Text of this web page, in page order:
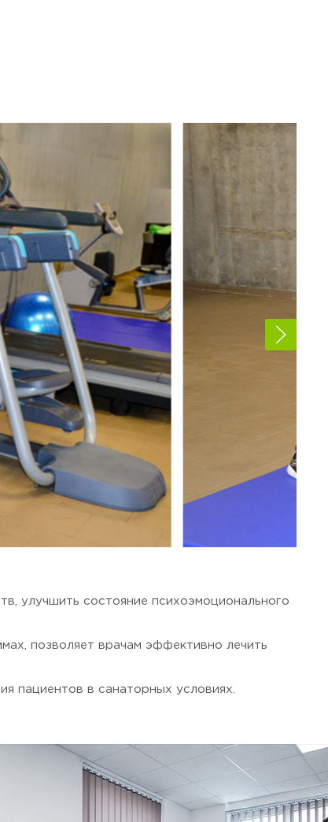
улучшить состояние психоэмоционального
позволяет врачам эффективно лечить
пациентов в санаторных условиях.